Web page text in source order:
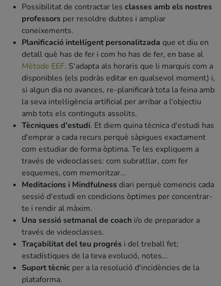
Possibilitat de contractar les classes amb els nostres
professors per resoldre dubtes i ampliar
coneixements.
Planificació intel·ligent personalitzada que et diu en
detall què has de fer i com ho has de fer, en base al
Mètode EEF. S'adapta als horaris que li marquis com a
disponibles (els podràs editar en qualsevol moment) i,
si algun dia no avances, re-planificarà tota la feina amb
la seva intel·ligència artificial per arribar a l'objectiu
amb tots els continguts assolits.
Tècniques d'estudi. Et diem quina tècnica d'estudi has
d'emprar a cada recurs perquè sàpigues exactament
com estudiar de forma òptima. Te les expliquem a
través de videoclasses: com subratllar, com fer
esquemes, com memoritzar...
Meditacions i Mindfulness diari perquè comencis cada
sessió d'estudi en condicions òptimes per concentrar-
te i rendir al màxim.
Una sessió setmanal de coach i/o de preparador a
través de videoclasses.
Traçabilitat del teu progrés i del treball fet;
estadístiques de la teva evolució, notes...
Suport tècnic per a la resolució d'incidències de la
plataforma.